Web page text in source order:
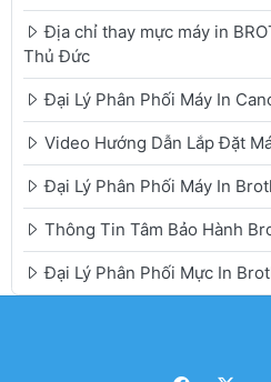
Địa chỉ thay mực máy in
Thủ Đức
Đại Lý Phân Phối Máy In
Video Hướng Dẫn Lắp Đặt
Đại Lý Phân Phối Máy In
Thông Tin Tâm Bảo Hành
Đại Lý Phân Phối Mực In